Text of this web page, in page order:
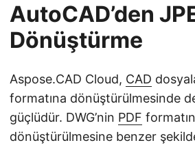
AutoCAD’den
Dönüştürme
Aspose.CAD Cloud, CAD
formatına dönüştürülmesinde
güçlüdür. DWG’nin PDF
dönüştürülmesine benzer